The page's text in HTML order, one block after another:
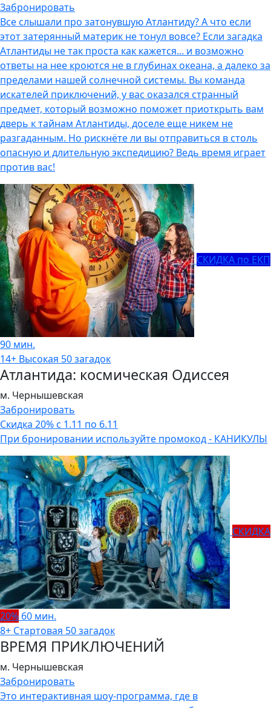
Забронировать
Все слышали про затонувшую Атлантиду? А что если
этот затерянный материк не тонул вовсе? Если загадка
Атлантиды не так проста как кажется... и возможно
ответы на нее кроются не в глубинах океана, а далеко за
пределами нашей солнечной системы. Вы команда
искателей приключений, у вас оказался странный
предмет, который возможно поможет приоткрыть вам
дверь к тайнам Атлантиды, доселе еще никем не
разгаданным. Но рискнёте ли вы отправиться в столь
опасную и длительную экспедицию? Ведь время играет
против вас!
СКИДКА по ЕКП
90 мин.
14+ Высокая 50 загадок
Атлантида: космическая Одиссея
м. Чернышевская
Забронировать
Скидка 20% с 1.11 по 6.11
При бронировании используйте промокод - КАНИКУЛЫ
СКИДКА
20% 60 мин.
8+ Стартовая 50 загадок
ВРЕМЯ ПРИКЛЮЧЕНИЙ
м. Чернышевская
Забронировать
Это интерактивная шоу-программа, где в